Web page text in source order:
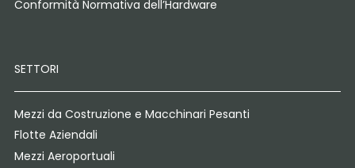
Conformità Normativa dell’Hardware
SETTORI
Mezzi da Costruzione e Macchinari Pesanti
Flotte Aziendali
Mezzi Aeroportuali